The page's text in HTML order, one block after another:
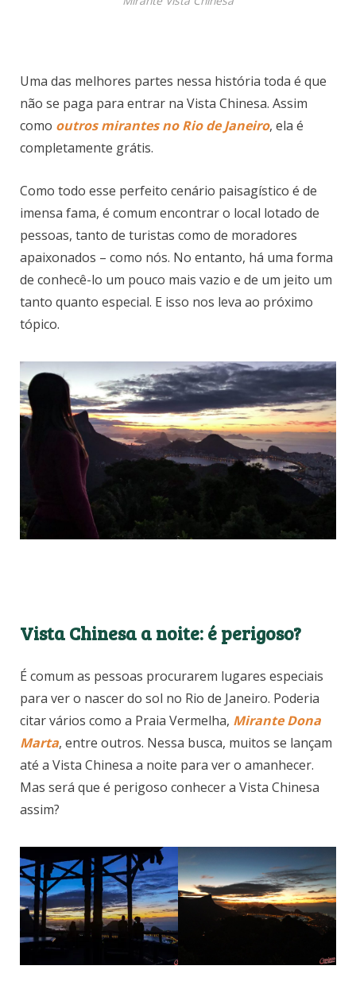
Uma das melhores partes nessa história toda é que
não se paga para entrar na Vista Chinesa. Assim
como outros mirantes no Rio de Janeiro, ela é
completamente grátis.
Como todo esse perfeito cenário paisagístico é de
imensa fama, é comum encontrar o local lotado de
pessoas, tanto de turistas como de moradores
apaixonados – como nós. No entanto, há uma forma
de conhecê-lo um pouco mais vazio e de um jeito um
tanto quanto especial. E isso nos leva ao próximo
tópico.
Vista Chinesa a noite: é perigoso?
É comum as pessoas procurarem lugares especiais
para ver o nascer do sol no Rio de Janeiro. Poderia
citar vários como a Praia Vermelha, Mirante Dona
Marta, entre outros. Nessa busca, muitos se lançam
até a Vista Chinesa a noite para ver o amanhecer.
Mas será que é perigoso conhecer a Vista Chinesa
assim?